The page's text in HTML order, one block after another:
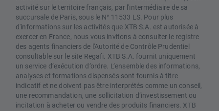
activité sur le territoire français, par l'intermédiaire de sa
succursale de Paris, sous le N° 11533 LS. Pour plus
d'informations sur les activités que XTB S.A. est autorisée à
exercer en France, nous vous invitons à consulter le registre
des agents financiers de l'Autorité de Contrôle Prudentiel
consultable sur le site Regafi. XTB S.A. fournit uniquement
un service d’exécution d’ordre. L’ensemble des informations,
analyses et formations dispensés sont fournis à titre
indicatif et ne doivent pas être interprétés comme un conseil,
une recommandation, une sollicitation d’investissement ou
incitation à acheter ou vendre des produits financiers. XTB